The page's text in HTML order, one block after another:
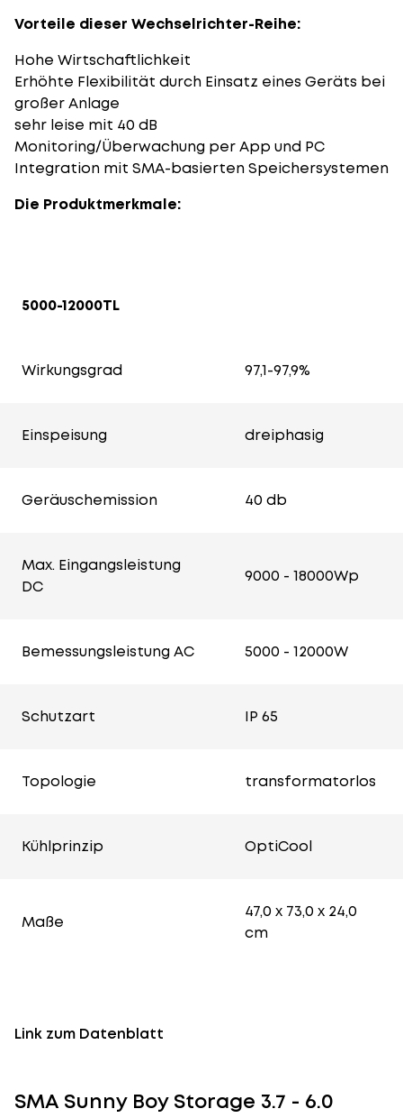
Vorteile dieser Wechselrichter-Reihe:
Hohe Wirtschaftlichkeit
Erhöhte Flexibilität durch Einsatz eines Geräts bei
großer Anlage
sehr leise mit 40 dB
Monitoring/Überwachung per App und PC
Integration mit SMA-basierten Speichersystemen
Die Produktmerkmale:
5000-12000TL
Wirkungsgrad 97,1-97,9%
Einspeisung dreiphasig
Geräuschemission 40 db
Max. Eingangsleistung
DC
9000 - 18000Wp
Bemessungsleistung AC 5000 - 12000W
Schutzart IP 65
Topologie transformatorlos
Kühlprinzip OptiCool
Maße
47,0 x 73,0 x 24,0
cm
Link zum Datenblatt
SMA Sunny Boy Storage 3.7 - 6.0